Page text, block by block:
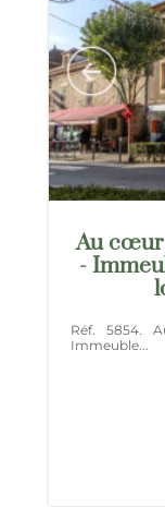
Au cœur
-
Réf. 5854.
Immeuble...